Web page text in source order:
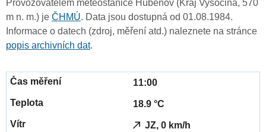
Provozovatelem meteostanice Hubenov (Kraj Vysočina, 570
m n. m.) je ČHMÚ. Data jsou dostupná od 01.08.1984.
Informace o datech (zdroj, měření atd.) naleznete na stránce
popis archivních dat.
11:00
18.9 °C
JZ, 0 km/h